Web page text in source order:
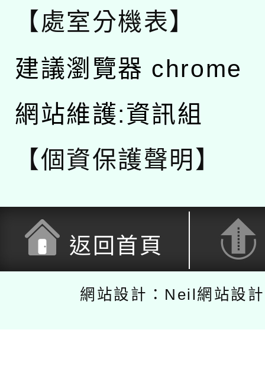
【處室分機表】
建議瀏覽器 chrome
網站維護:資訊組
【個資保護聲明】
返回首頁
網站設計：Neil網站設